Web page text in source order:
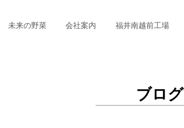
未来の野菜 会社案内 福井南越前工場
ブログ